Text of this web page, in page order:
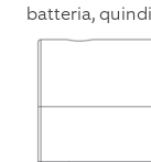
batteria,